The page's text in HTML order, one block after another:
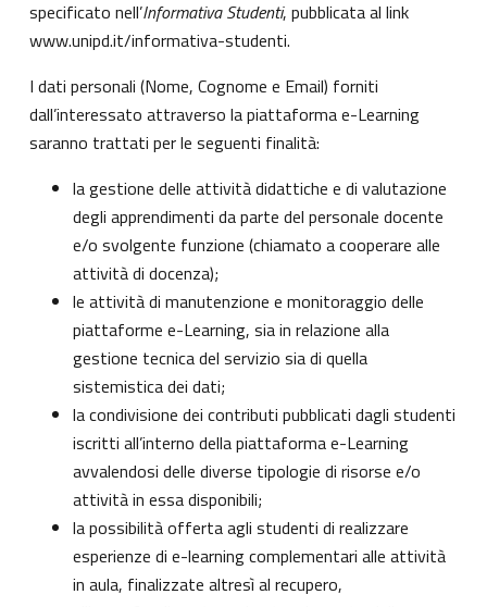
specificato nell’Informativa Studenti, pubblicata al link
www.unipd.it/informativa-studenti.
I dati personali (Nome, Cognome e Email) forniti
dall’interessato attraverso la piattaforma e-Learning
saranno trattati per le seguenti finalità:
la gestione delle attività didattiche e di valutazione
degli apprendimenti da parte del personale docente
e/o svolgente funzione (chiamato a cooperare alle
attività di docenza);
le attività di manutenzione e monitoraggio delle
piattaforme e-Learning, sia in relazione alla
gestione tecnica del servizio sia di quella
sistemistica dei dati;
la condivisione dei contributi pubblicati dagli studenti
iscritti all’interno della piattaforma e-Learning
avvalendosi delle diverse tipologie di risorse e/o
attività in essa disponibili;
la possibilità offerta agli studenti di realizzare
esperienze di e-learning complementari alle attività
in aula, finalizzate altresì al recupero,